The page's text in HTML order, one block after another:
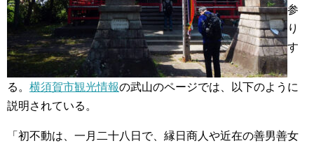
参
り
す
る。 横須賀市観光情報の武山のページでは、以下のように
説明されている。
「初不動は、一月二十八日で、縁日商人や近在の善男善女